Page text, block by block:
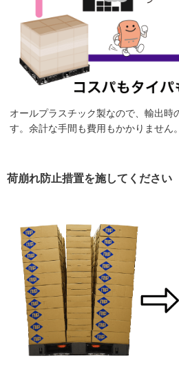
オールプラスチック製なので、輸出時
す。余計な手間も費用もかかりません。
荷崩れ防止措置を施してください